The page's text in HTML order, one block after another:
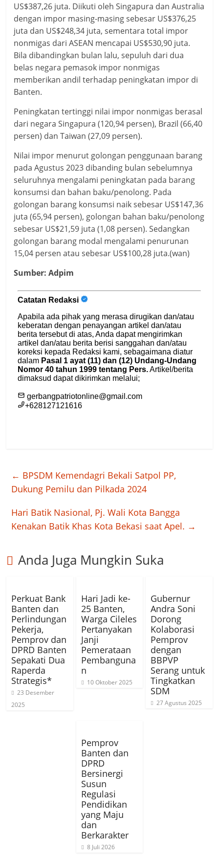
US$387,26 juta. Diikuti oleh Singapura dan Australia
dengan impor masing-masing sebesar US$376,25
juta dan US$248,34 juta, sementara total impor
nonmigas dari ASEAN mencapai US$530,90 juta.
Bila dibandingkan bulan lalu, sepuluh dari dua
belas negara pemasok impor nonmigas
memberikan andil terhadap peningkatan impor di
Banten.
Peningkatan tertinggi nilai impor nonmigas berasal
dari negara Singapura (120,94 persen), Brazil (66,40
persen) dan Taiwan (27,09 persen).
Nilai impor menurut golongan penggunaan barang
pada Agustus 2023 dibanding bulan sebelumnya
seluruhnya mengalami peningkatan pada barang
konsumsi dan bahan baku/penolong. Pada
golongan barang konsumsi naik sebesar US$147,36
juta (65,94 persen), golongan bahan baku/penolong
sebesar US$21,59 juta (1,08 persen). Sedangkan
golongan barang modal mengalami penurunan
15,04 persen atau sebesar US$100,28 juta.(wan)
Sumber: Adpim
← BPSDM Kemendagri Bekali Satpol PP,
Dukung Pemilu dan Pilkada 2024
Hari Batik Nasional, Pj. Wali Kota Bangga
Kenakan Batik Khas Kota Bekasi saat Apel. →
Anda Juga Mungkin Suka
Perkuat Bank
Banten dan
Perlindungan
Pekerja,
Pemprov dan
DPRD Banten
Sepakati Dua
Raperda
Strategis*
23 Desember
2025
Hari Jadi ke-
25 Banten,
Warga Cileles
Pertanyakan
Janji
Pemerataan
Pembanguna
n
10 Oktober 2025
Gubernur
Andra Soni
Dorong
Kolaborasi
Pemprov
dengan
BBPVP
Serang untuk
Tingkatkan
SDM
27 Agustus 2025
Pemprov
Banten dan
DPRD
Bersinergi
Susun
Regulasi
Pendidikan
yang Maju
dan
Berkarakter
8 Juli 2026